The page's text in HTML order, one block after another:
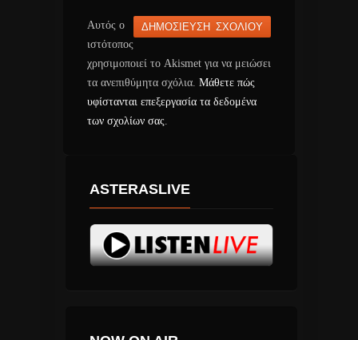
Αυτός ο
ιστότοπος
χρησιμοποιεί το Akismet για να μειώσει
τα ανεπιθύμητα σχόλια. Μάθετε πώς
υφίστανται επεξεργασία τα δεδομένα
των σχολίων σας
ASTERASLIVE